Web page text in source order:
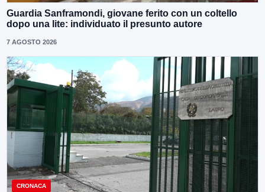
Guardia Sanframondi, giovane ferito con un coltello
dopo una lite: individuato il presunto autore
7 AGOSTO 2026
CRONACA